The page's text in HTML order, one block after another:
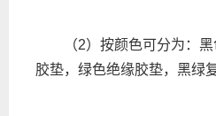
（2）按颜色可分为：黑
胶垫，绿色绝缘胶垫，黑绿